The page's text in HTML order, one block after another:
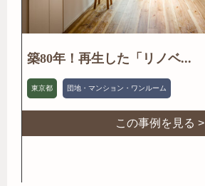
築80年！再生した「リノベ...
東京都 団地・マンション・ワンルーム
この事例を見る >